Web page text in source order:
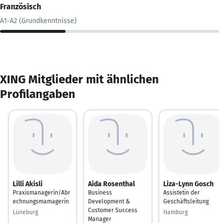
Französisch
A1-A2 (Grundkenntnisse)
XING Mitglieder mit ähnlichen
Profilangaben
Lilli Akisli
Praxismanagerin/Abr
echnungsmamagerin
Lüneburg
Aida Rosenthal
Business
Development &
Customer Success
Manager
Liza-Lynn Gosch
Assistetin der
Geschäftsleitung
Hamburg